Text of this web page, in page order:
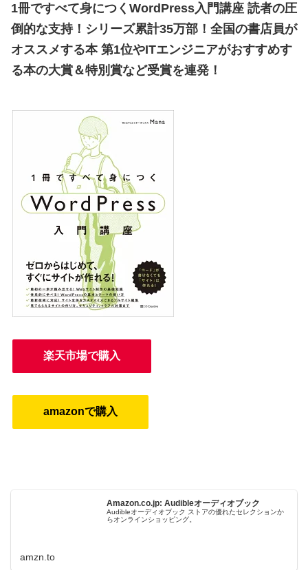
1冊ですべて身につくWordPress入門講座 読者の圧
倒的な支持！シリーズ累計35万部！ 全国の書店員が
オススメする本 第1位やITエンジニアがおすすめす
る本の大賞＆特別賞など受賞を連発！
楽天市場で購入
amazonで購入
Amazon.co.jp: Audibleオーディオブック
Audibleオーディオブック ストアの優れたセレクションか
らオンラインショッピング。
amzn.to